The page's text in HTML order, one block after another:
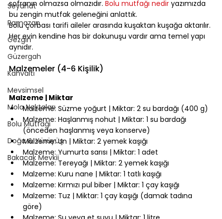
Seyahat
Ramazan
Gezgin
Güzergah
Kahvaltı
Mevsimsel
Mola Noktaları
Bolu Mutfağı
Doğa & Yürüyüş
Bakacak Mevkii
sofranın olmazsa olmazıdır. Bolu mutfağı nedir yazımızda
bu zengin mutfak geleneğini anlattık.
Bolu çorbası tarifi aileler arasında kuşaktan kuşağa aktarılır.
Her evin kendine has bir dokunuşu vardır ama temel yapı
aynıdır.
⠀
Malzemeler (4-6 Kişilik)
⠀
Malzeme | Miktar
Malzeme: Süzme yoğurt | Miktar: 2 su bardağı (400 g)
Malzeme: Haşlanmış nohut | Miktar: 1 su bardağı
(önceden haşlanmış veya konserve)
Malzeme: Un | Miktar: 2 yemek kaşığı
Malzeme: Yumurta sarısı | Miktar: 1 adet
Malzeme: Tereyağı | Miktar: 2 yemek kaşığı
Malzeme: Kuru nane | Miktar: 1 tatlı kaşığı
Malzeme: Kırmızı pul biber | Miktar: 1 çay kaşığı
Malzeme: Tuz | Miktar: 1 çay kaşığı (damak tadına
göre)